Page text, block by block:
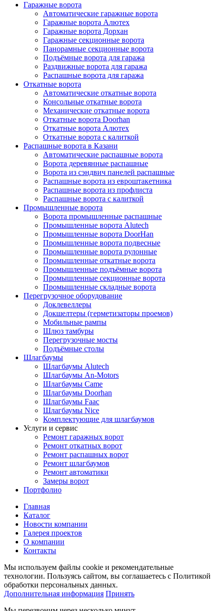
Гаражные ворота
Автоматические гаражные ворота
Гаражные ворота Алютех
Гаражные ворота Дорхан
Гаражные секционные ворота
Панорамные секционные ворота
Подъёмные ворота для гаража
Раздвижные ворота для гаража
Распашные ворота для гаража
Откатные ворота
Автоматические откатные ворота
Консольные откатные ворота
Механические откатные ворота
Откатные ворота Doorhan
Откатные ворота Алютех
Откатные ворота с калиткой
Распашные ворота в Казани
Автоматические распашные ворота
Ворота деревянные распашные
Ворота из сэндвич панелей распашные
Распашные ворота из евроштакетника
Распашные ворота из профлиста
Распашные ворота с калиткой
Промышленные ворота
Ворота промышленные распашные
Промышленные ворота Alutech
Промышленные ворота DoorHan
Промышленные ворота подвесные
Промышленные ворота рулонные
Промышленные откатные ворота
Промышленные подъёмные ворота
Промышленные секционные ворота
Промышленные складные ворота
Перегрузочное оборудование
Доклевеллеры
Докшелтеры (герметизаторы проемов)
Мобильные рампы
Шлюз тамбуры
Перегрузочные мосты
Подъёмные столы
Шлагбаумы
Шлагбаумы Alutech
Шлагбаумы An-Motors
Шлагбаумы Came
Шлагбаумы Doorhan
Шлагбаумы Faac
Шлагбаумы Nice
Комплектующие для шлагбаумов
Услуги и сервис
Ремонт гаражных ворот
Ремонт откатных ворот
Ремонт распашных ворот
Ремонт шлагбаумов
Ремонт автоматики
Замеры ворот
Портфолио
Главная
Каталог
Новости компании
Галерея проектов
О компании
Контакты
Мы используем файлы cookie и рекомендательные
технологии. Пользуясь сайтом, вы соглашаетесь с Политикой
обработки персональных данных.
Дополнительная информация Принять